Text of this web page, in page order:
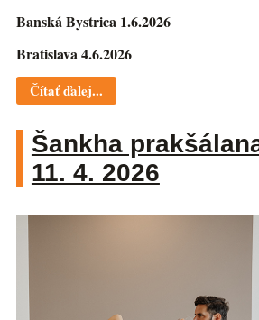
Banská Bystrica 1.6.2026
Bratislava 4.6.2026
Čítať ďalej...
Šankha
11. 4. 2026